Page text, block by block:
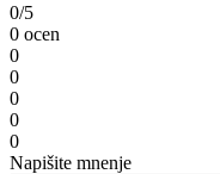
0/5
0 ocen
0
0
0
0
0
Napišite mnenje